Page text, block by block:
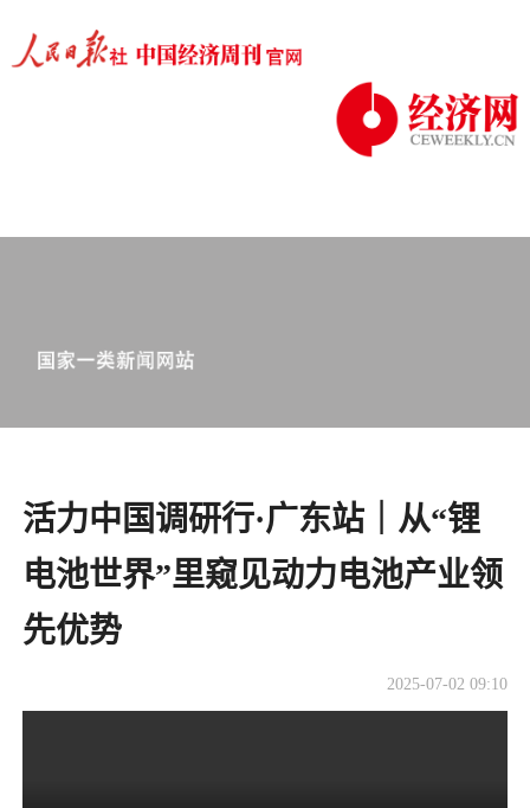
活力中国调研行·广东站｜从“锂
电池世界”里窥见动力电池产业领
先优势
2025-07-02 09:10